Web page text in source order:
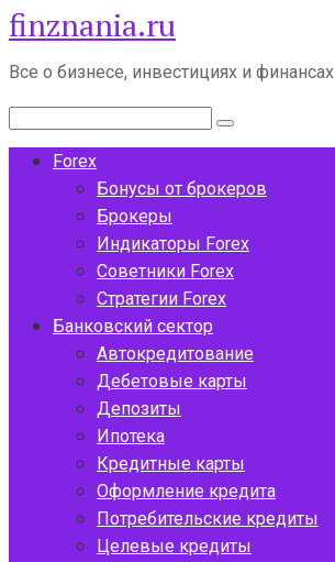
Перейти
к
контенту
finznania.ru
Все о бизнесе, инвестициях и финансах
Поиск:
Forex
Бонусы от брокеров
Брокеры
Индикаторы Forex
Советники Forex
Стратегии Forex
Банковский сектор
Автокредитование
Дебетовые карты
Депозиты
Ипотека
Кредитные карты
Оформление кредита
Потребительские кредиты
Целевые кредиты